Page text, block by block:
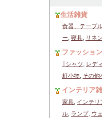
生活雑貨
食器、テーブ
ー, 寝具, リネ
ファッショ
Tシャツ, レデ
粧小物, その他
インテリア
家具, インテリ
ル, ランプ, ウ